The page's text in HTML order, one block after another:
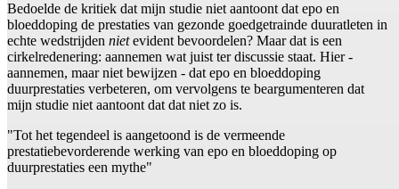
Bedoelde de kritiek dat mijn studie niet aantoont dat epo en
bloeddoping de prestaties van gezonde goedgetrainde duuratleten in
echte wedstrijden nietevident bevoordelen? Maar dat is een
cirkelredenering: aannemen wat juist ter discussie staat. Hier -
aannemen, maar niet bewijzen - dat epo en bloeddoping
duurprestaties verbeteren, om vervolgens te beargumenteren dat
mijn studie niet aantoont dat dat niet zo is.
"Tot het tegendeel is aangetoond is de vermeende
prestatiebevorderende werking van epo en bloeddoping op
duurprestaties een mythe"